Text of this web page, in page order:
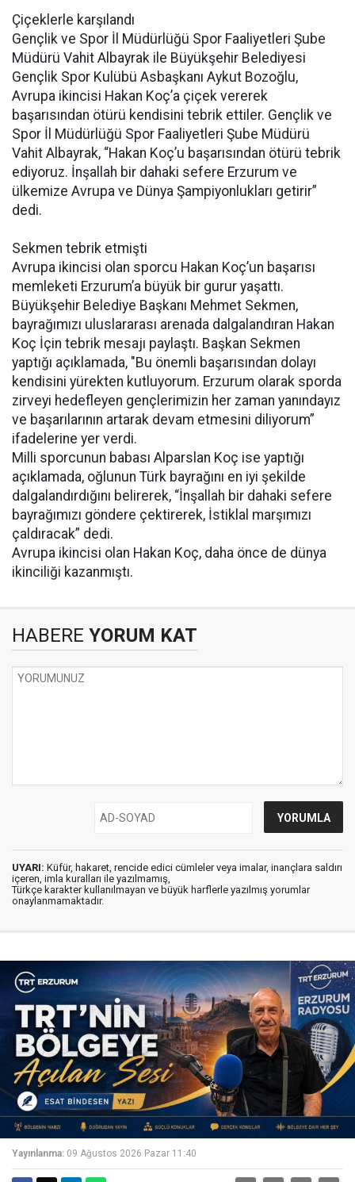
Çiçeklerle karşılandı
Gençlik ve Spor İl Müdürlüğü Spor Faaliyetleri Şube
Müdürü Vahit Albayrak ile Büyükşehir Belediyesi
Gençlik Spor Kulübü Asbaşkanı Aykut Bozoğlu,
Avrupa ikincisi Hakan Koç’a çiçek vererek
başarısından ötürü kendisini tebrik ettiler. Gençlik ve
Spor İl Müdürlüğü Spor Faaliyetleri Şube Müdürü
Vahit Albayrak, “Hakan Koç’u başarısından ötürü tebrik
ediyoruz. İnşallah bir dahaki sefere Erzurum ve
ülkemize Avrupa ve Dünya Şampiyonlukları getirir”
dedi.
Sekmen tebrik etmişti
Avrupa ikincisi olan sporcu Hakan Koç’un başarısı
memleketi Erzurum’a büyük bir gurur yaşattı.
Büyükşehir Belediye Başkanı Mehmet Sekmen,
bayrağımızı uluslararası arenada dalgalandıran Hakan
Koç İçin tebrik mesajı paylaştı. Başkan Sekmen
yaptığı açıklamada, "Bu önemli başarısından dolayı
kendisini yürekten kutluyorum. Erzurum olarak sporda
zirveyi hedefleyen gençlerimizin her zaman yanındayız
ve başarılarının artarak devam etmesini diliyorum”
ifadelerine yer verdi.
Milli sporcunun babası Alparslan Koç ise yaptığı
açıklamada, oğlunun Türk bayrağını en iyi şekilde
dalgalandırdığını belirerek, “İnşallah bir dahaki sefere
bayrağımızı göndere çektirerek, İstiklal marşımızı
çaldıracak” dedi.
Avrupa ikincisi olan Hakan Koç, daha önce de dünya
ikinciliği kazanmıştı.
HABERE YORUM KAT
UYARI: Küfür, hakaret, rencide edici cümleler veya imalar, inançlara saldırı
içeren, imla kuralları ile yazılmamış,
Türkçe karakter kullanılmayan ve büyük harflerle yazılmış yorumlar
onaylanmamaktadır.
Yayınlanma: 09 Ağustos 2026 Pazar 11:40